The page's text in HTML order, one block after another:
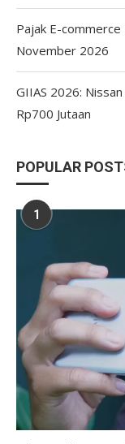
Pajak E-
November 2026
GIIAS 2026:
Rp700 Jutaan
POPULAR
1